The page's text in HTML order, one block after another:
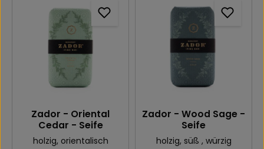
Zador - Oriental
Cedar - Seife
holzig, orientalisch
Zador - Wood Sage -
Seife
holzig, süß , würzig